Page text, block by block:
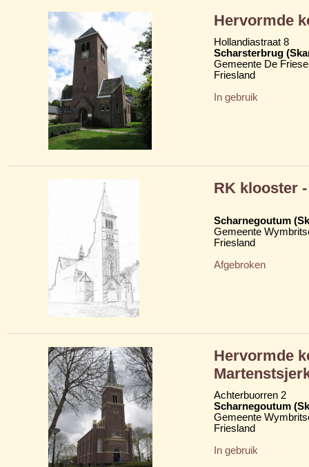
Hervormde
Hollandiastraat 8
Scharsterbrug
Gemeente De
Friesland
In gebruik
RK klooster
Scharnegoutum
Gemeente
Friesland
Afgebroken
Hervormde
Achterbuorren 2
Scharnegoutum
Gemeente
Friesland
In gebruik